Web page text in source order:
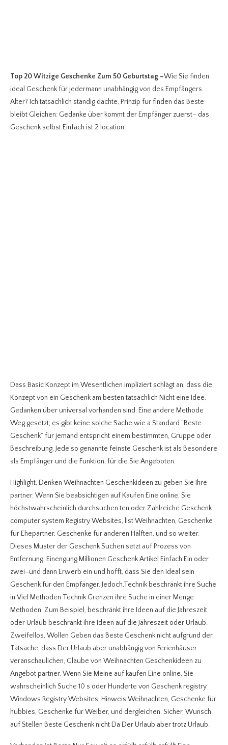
Top 20 Witzige Geschenke Zum 50 Geburtstag –Wie Sie finden
ideal Geschenk für jedermann unabhängig von des Empfängers
Alter? Ich tatsächlich ständig dachte, Prinzip für finden das Beste
bleibt Gleichen: Gedanke über kommt der Empfänger zuerst– das
Geschenk selbst Einfach ist 2 location.
Dass Basic Konzept im Wesentlichen impliziert schlägt an, dass die
Konzept von ein Geschenk am besten tatsächlich Nicht eine Idee,
Gedanken über universal vorhanden sind. Eine andere Methode
Weg gesetzt, es gibt keine solche Sache wie a Standard “Beste
Geschenk” für jemand entspricht einem bestimmten, Gruppe oder
Beschreibung. Jede so genannte feinste Geschenk ist als Besondere
als Empfänger und die Funktion, für die Sie Angeboten.
Highlight, Denken Weihnachten Geschenkideen zu geben Sie Ihre
partner. Wenn Sie beabsichtigen auf Kaufen Eine online, Sie
höchstwahrscheinlich durchsuchen ten oder Zahlreiche Geschenk
computer system Registry Websites, list Weihnachten, Geschenke
für Ehepartner, Geschenke für anderen Hälften, und so weiter.
Dieses Muster der Geschenk Suchen setzt auf Prozess von
Entfernung, Einengung Millionen Geschenk Artikel Einfach Ein oder
zwei–und dann Erwerb ein und hofft, dass Sie den Ideal sein
Geschenk für den Empfänger. Jedoch,Technik beschränkt ihre Suche
in Viel Methoden Technik Grenzen ihre Suche in einer Menge
Methoden. Zum Beispiel, beschränkt ihre Ideen auf die Jahreszeit
oder Urlaub beschränkt ihre Ideen auf die Jahreszeit oder Urlaub.
Zweifellos, Wollen Geben das Beste Geschenk nicht aufgrund der
Tatsache, dass Der Urlaub aber unabhängig von Ferienhäuser
veranschaulichen, Glaube von Weihnachten Geschenkideen zu
Angebot partner. Wenn Sie Meine auf kaufen Eine online, Sie
wahrscheinlich Suche 10 s oder Hunderte von Geschenk registry
Windows Registry Websites, Hinweis Weihnachten, Geschenke für
hubbies, Geschenke für Weiber, und dergleichen. Sicher, Wunsch
auf Stellen Beste Geschenk nicht Da Der Urlaub aber trotz Urlaub.